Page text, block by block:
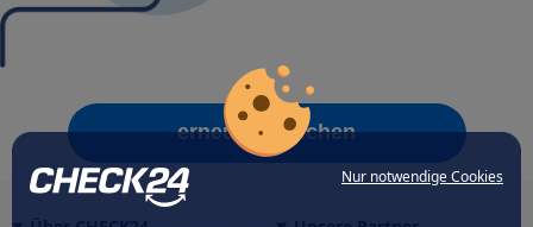
Nur notwendige Cookies
erneut versuchen